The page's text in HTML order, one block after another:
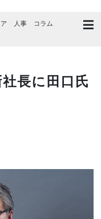
人事
コラム
長に田口氏